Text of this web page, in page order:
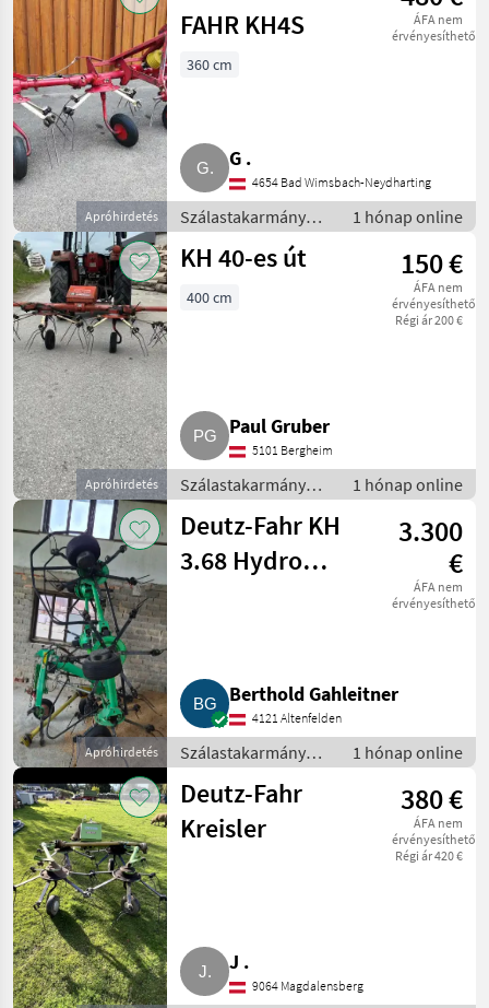
Apróhirdetés
FAHR KH4S
ÁFA nem
érvényesíthető
360 cm
G .
4654 Bad Wimsbach-Neydharting
Szálastakarmány
betakarítók /
Rendkezelő
1 hónap online
Apróhirdetés
KH 40-es út 150 €
ÁFA nem
érvényesíthető
Régi ár 200 €
400 cm
Paul Gruber
5101 Bergheim
Szálastakarmány
betakarítók /
Rendkezelő
1 hónap online
Apróhirdetés
Deutz-Fahr KH
3.68 Hydro
3.300
€
ÁFA nem
érvényesíthető
Berthold Gahleitner
4121 Altenfelden
Szálastakarmány
betakarítók /
Rendkezelő
1 hónap online
Deutz-Fahr
Kreisler
380 €
ÁFA nem
érvényesíthető
Régi ár 420 €
J .
9064 Magdalensberg